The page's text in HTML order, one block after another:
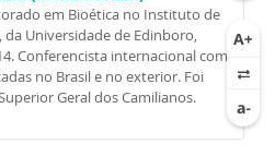
em Bioética no Instituto de
da Universidade de Edinboro,
Conferencista internacional com
no Brasil e no exterior. Foi
Geral dos Camilianos.